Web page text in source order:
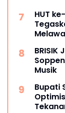
HUT
BRISIK
Musik
Bupati